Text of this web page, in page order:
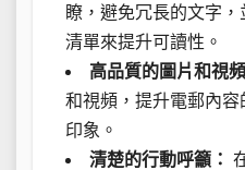
瞭，避免冗長的文字
清單來提升可讀性。
高品質的圖片和視頻
和視頻，提升電郵內
印象。
清楚的行動呼籲：